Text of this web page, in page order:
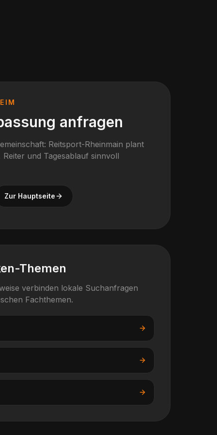
anfragen
Reitsport-Rheinmain plant
und Tagesablauf sinnvoll
Zur Hauptseite
Themen
verbinden lokale Suchanfragen
Fachthemen.